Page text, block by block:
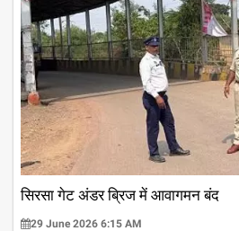
सिरसा गेट अंडर ब्रिज में आवागमन बंद
29 June 2026 6:15 AM